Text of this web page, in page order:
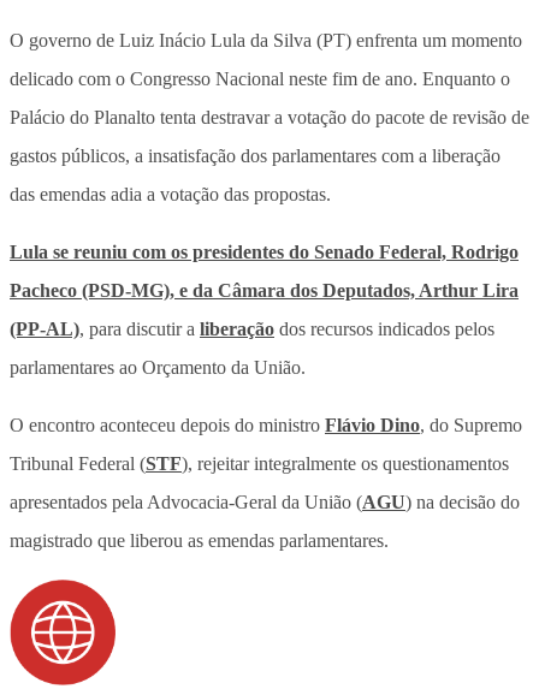
O governo de Luiz Inácio Lula da Silva (PT) enfrenta um momento
delicado com o Congresso Nacional neste fim de ano. Enquanto o
Palácio do Planalto tenta destravar a votação do pacote de revisão de
gastos públicos, a insatisfação dos parlamentares com a liberação
das emendas adia a votação das propostas.
Lula se reuniu com os presidentes do Senado Federal, Rodrigo
Pacheco (PSD-MG), e da Câmara dos Deputados, Arthur Lira
(PP-AL), para discutir a liberação dos recursos indicados pelos
parlamentares ao Orçamento da União.
O encontro aconteceu depois do ministro Flávio Dino, do Supremo
Tribunal Federal (STF), rejeitar integralmente os questionamentos
apresentados pela Advocacia-Geral da União (AGU) na decisão do
magistrado que liberou as emendas parlamentares.